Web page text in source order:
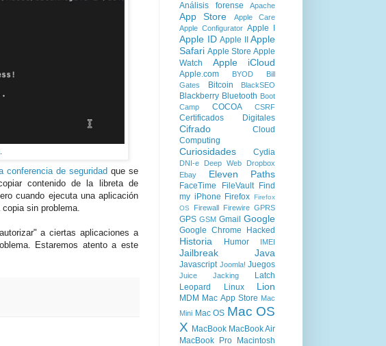
.
conferencia de seguridad que se
contenido de la libreta de
cuando ejecuta una aplicación
sin problema.
a ciertas aplicaciones a
Estaremos atento a este
Análisis forense
Apache
App Store
Apple Care
Apple Configurator Apple I
Apple ID Apple II
Apple
Safari Apple Store Apple
Watch
Apple iCloud
Apple.com BYOD
Bill
Gates
Bitcoin BlackSEO
Blackberry Bluetooth Boot
Camp
COCOA CSRF
Certificados Digitales
Cifrado
Cloud
Computing
Curiosidades Cydia
DNI-e Deep Web
Dropbox
Ebay
Eleven Paths
FaceTime FileVault
Find
my iPhone Firefox Firefox
OS
Firewall Firewire GPRS
GPS GSM Gmail Google
Google Chrome Hacked
Historia Humor IMEI
Jailbreak Java
Javascript Joomla! Juegos
Juice Jacking
Latch
Leopard
Linux Lion
MDM Mac App Store Mac
Mini Mac OS Mac OS
X MacBook MacBook Air
MacBook Pro
Macintosh